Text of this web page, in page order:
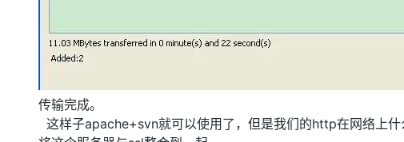
传输完成。
这样子apache+svn就可以使用了，但是我们的http在网络上